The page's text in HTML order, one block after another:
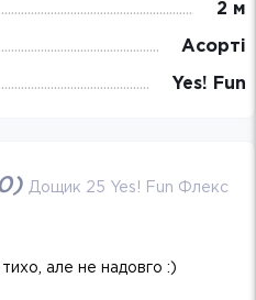
2 м
Асорті
Yes! Fun
) Дощик 25 Yes! Fun Флекс
але не надовго :)